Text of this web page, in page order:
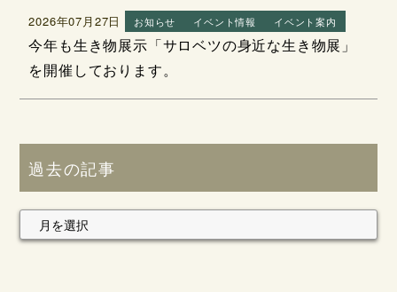
2026年07月27日 お知らせ イベント情報 イベント案内
今年も生き物展示「サロベツの身近な生き物展」
を開催しております。
過去の記事